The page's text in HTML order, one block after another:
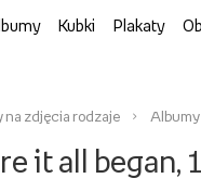
Kubki Plakaty
na zdjęcia rodzaje
it all began,